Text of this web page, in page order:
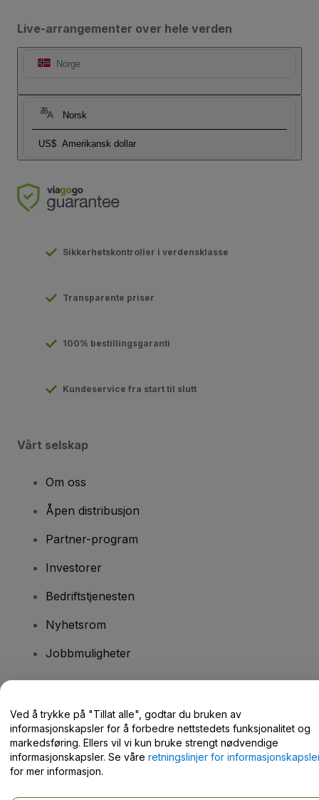
Live-arrangementer over hele verden
Norge
Norsk
US$ Amerikansk dollar
Sikkerhetskontroller i verdensklasse
Transparente priser
100% bestillingsgaranti
Kundeservice fra start til slutt
Vårt selskap
Om oss
Åpen distribusjon
Partner-program
Investorer
Bedriftstjenesten
Nyhetsrom
Jobbmuligheter
Hjelpesenter / kontakt oss
Ved å trykke på "Tillat alle", godtar du bruken av
informasjonskapsler for å forbedre nettstedets funksjonalitet og
markedsføring. Ellers vil vi kun bruke strengt nødvendige
informasjonskapsler. Se våre retningslinjer for
for mer informasjon.